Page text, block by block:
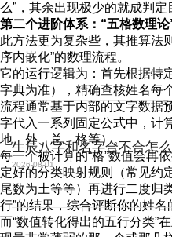
么”，其余出现极少的就成判定
第二个进阶体系：“五格数理论
此方法更为复杂些，其推算法
序内嵌化”的数理流程。
它的运行逻辑为：首先根据特
字典为准），精确查核姓名每
流程通常基于内部的文字数据
字代入一系列固定公式中，计
地、外、总、格等）。
每一个被计算的“格”数值会再
定好的分类映射规则（常见约
尾数为土等等）再进行二度
行”的结果，综合评断你的姓名
而“数值转化得出的五行分类”
生辰八字和名字合不合怎
2026-08-01